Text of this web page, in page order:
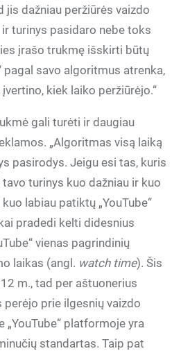
jis dažniau peržiūrės vaizdo
turinys pasidaro nebe toks
įrašo trukmę išskirti būtų
pagal savo algoritmus atrenka,
kiek laiko peržiūrėjo.“
gali turėti ir daugiau
„Algoritmas visą laiką
pasirodys. Jeigu esi tas, kuris
turinys kuo dažniau ir kuo
labiau patiktų „YouTube“
pradedi kelti didesnius
vienas pagrindinių
laikas (angl. watch time). Šis
m., tad per aštuonerius
prie ilgesnių vaizdo
„YouTube“ platformoje yra
standartas. Taip pat